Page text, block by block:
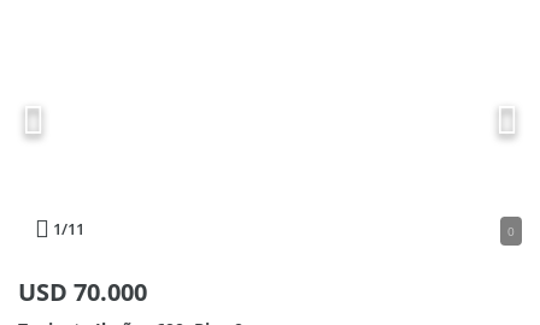
1/11 0
USD 70.000